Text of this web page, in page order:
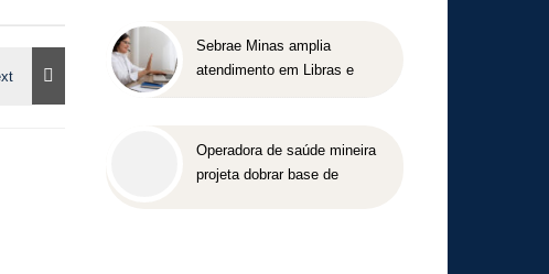
cuidados em diferentes fases
da vida
Sebrae Minas amplia
atendimento em Libras e
deficiência auditiva
Operadora de saúde mineira
projeta dobrar base de